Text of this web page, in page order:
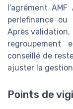
l’agrément
perlefinance ou
Après validation,
conseillé de
ajuster la
Points de